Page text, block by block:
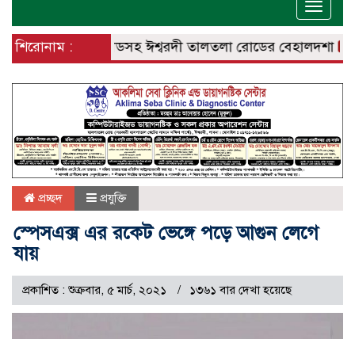
Toggle
শিরোনাম :
– বানেশ্বর রোডসহ ঈশ্বরদী তালতলা রোডের বেহালদশা
প্রচ্ছদ প্রযুক্তি
স্পেসএক্স এর রকেট ভেঙ্গে পড়ে আগুন লেগে
যায়
প্রকাশিত : শুক্রবার, ৫ মার্চ, ২০২১ ১৩৬১ বার দেখা হয়েছে